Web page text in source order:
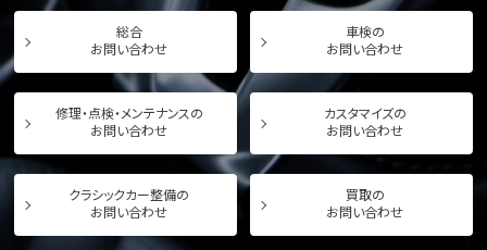
総合
お問い合わせ
車検の
お問い合わせ
修理・点検・メンテナンスの
お問い合わせ
カスタマイズの
お問い合わせ
クラシックカー整備の
お問い合わせ
買取の
お問い合わせ